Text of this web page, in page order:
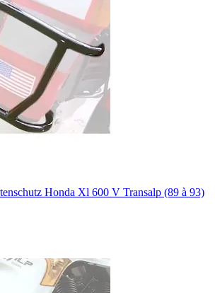
Honda Xl 600 V Transalp (89 à 93)